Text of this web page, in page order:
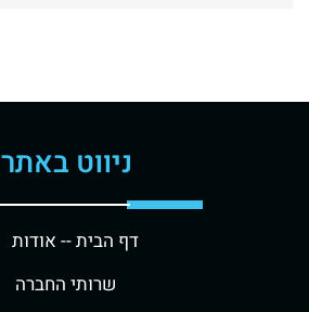
ניווט באתר
דף הבית -- אודות
שרותי החברה